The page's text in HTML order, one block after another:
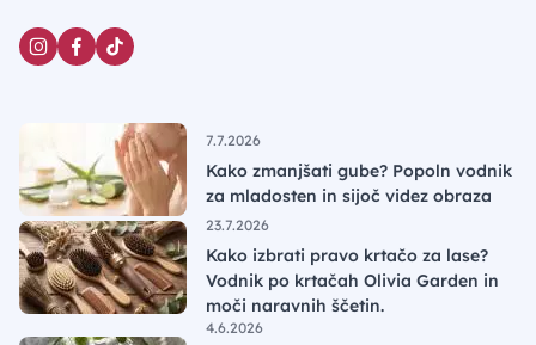
7.7.2026
Kako zmanjšati gube? Popoln vodnik
za mladosten in sijoč videz obraza
23.7.2026
Kako izbrati pravo krtačo za lase?
Vodnik po krtačah Olivia Garden in
moči naravnih ščetin.
4.6.2026